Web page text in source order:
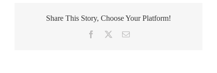
Share This Story, Choose Your Platform!
Facebook
E-